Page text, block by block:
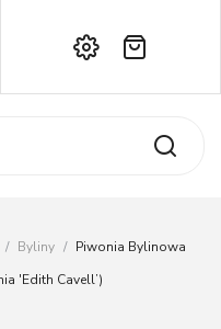
koszyku.
/ Byliny / Piwonia Bylinowa
'Edith Cavell’)